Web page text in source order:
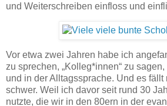
und Weiterschreiben einfloss und
Vor etwa zwei Jahren habe ich
zu sprechen, „Kolleg*innen“ zu
und in der Alltagssprache. Und es fällt
schwer. Weil ich davor seit rund 30
nutzte, die wir in den 80ern in der